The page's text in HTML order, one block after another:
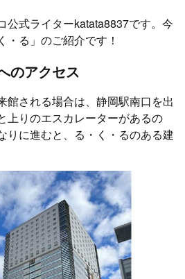
公式ライターkatata8837です。今
・る」のご紹介です！
のアクセス
館される場合は、静岡駅南口を出
上りのエスカレーターがあるの
りに進むと、る・く・るのある建